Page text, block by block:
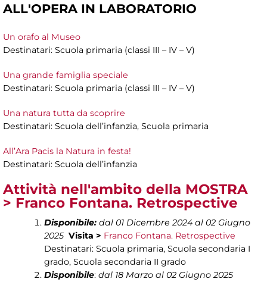
ALL'OPERA IN LABORATORIO
Un orafo al Museo
Destinatari: Scuola primaria (classi III – IV – V)
Una grande famiglia speciale
Destinatari: Scuola primaria (classi III – IV – V)
Una natura tutta da scoprire
Destinatari: Scuola dell’infanzia, Scuola primaria
All’Ara Pacis la Natura in festa!
Destinatari: Scuola dell’infanzia
Attività nell'ambito della MOSTRA
> Franco Fontana. Retrospective
Disponibile: dal 01 Dicembre 2024 al 02 Giugno
2025 Visita > Franco Fontana. Retrospective
Destinatari: Scuola primaria, Scuola secondaria I
grado, Scuola secondaria II grado
Disponibile: dal 18 Marzo al 02 Giugno 2025